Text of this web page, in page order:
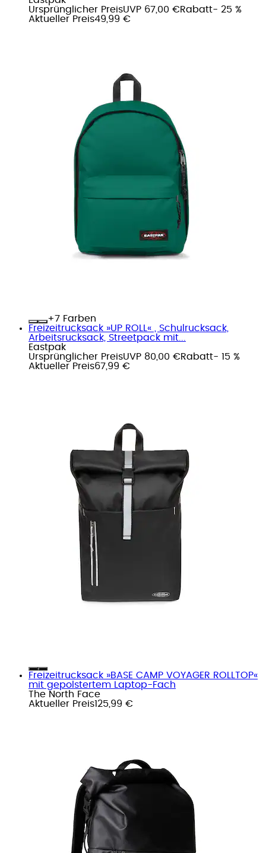
Ursprünglicher PreisUVP 67,00 €Rabatt- 25 %
Aktueller Preis49,99 €
+
Farben
Freizeitrucksack »UP ROLL« , Schulrucksack,
Arbeitsrucksack, Streetpack mit...
Eastpak
Ursprünglicher PreisUVP 80,00 €Rabatt- 15 %
Aktueller Preis67,99 €
Freizeitrucksack »BASE CAMP VOYAGER ROLLTOP«
mit gepolstertem Laptop-Fach
The North Face
Aktueller Preis125,99 €